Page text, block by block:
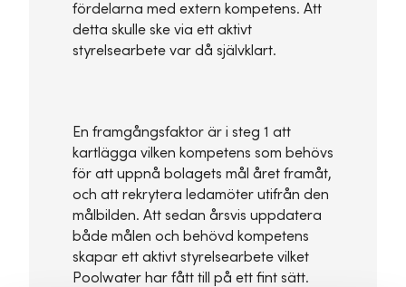
fördelarna med extern kompetens. Att
detta skulle ske via ett aktivt
styrelsearbete var då självklart.
En framgångsfaktor är i steg 1 att
kartlägga vilken kompetens som behövs
för att uppnå bolagets mål året framåt,
och att rekrytera ledamöter utifrån den
målbilden. Att sedan årsvis uppdatera
både målen och behövd kompetens
skapar ett aktivt styrelsearbete vilket
Poolwater har fått till på ett fint sätt.